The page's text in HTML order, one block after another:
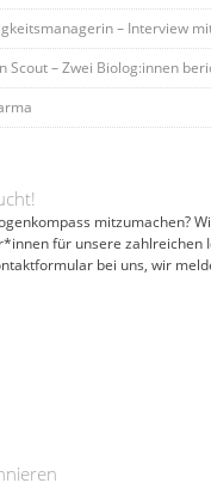
– Interview
Scout – Zwei Biolog:innen
mitzumachen?
für unsere zahlreichen
bei uns, wir